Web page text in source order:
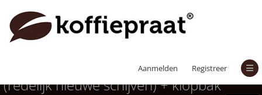
Aanmelden Registreer
Quickmill machine + Faema maler
(redelijk nieuwe schijven) + klopbak